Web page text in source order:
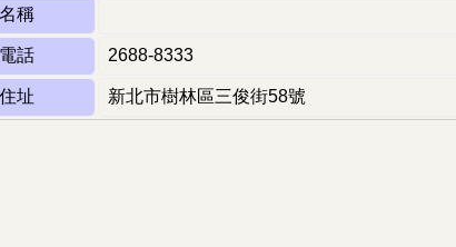
稱
話 2688-8333
址 新北市樹林區三俊街58號